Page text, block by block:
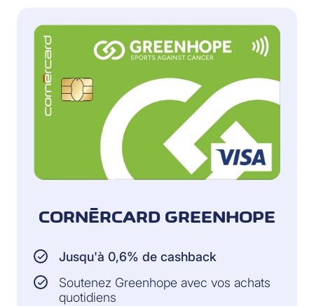
CORNÈRCARD GREENHOPE
Jusqu'à 0,6% de cashback
Soutenez Greenhope avec vos achats
quotidiens